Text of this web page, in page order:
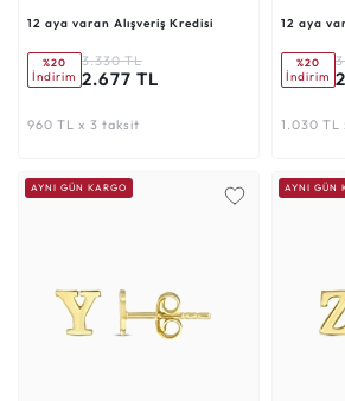
12 aya varan Alışveriş Kredisi
%20
İndirim
3.330 TL
2.677 TL
960 TL x 3 taksit
12 aya
%20
İndirim
1.030 TL
AYNI GÜN KARGO AYNI GÜN